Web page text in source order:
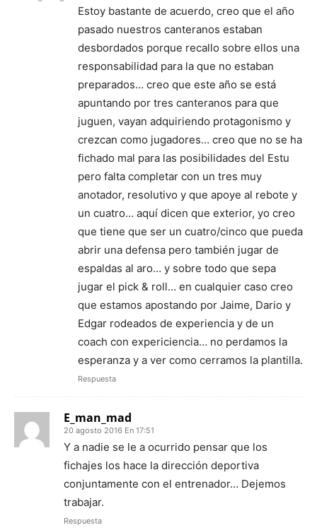
Estoy bastante de acuerdo, creo que el año
pasado nuestros canteranos estaban
desbordados porque recallo sobre ellos una
responsabilidad para la que no estaban
preparados… creo que este año se está
apuntando por tres canteranos para que
juguen, vayan adquiriendo protagonismo y
crezcan como jugadores… creo que no se ha
fichado mal para las posibilidades del Estu
pero falta completar con un tres muy
anotador, resolutivo y que apoye al rebote y
un cuatro… aquí dicen que exterior, yo creo
que tiene que ser un cuatro/cinco que pueda
abrir una defensa pero también jugar de
espaldas al aro… y sobre todo que sepa
jugar el pick & roll… en cualquier caso creo
que estamos apostando por Jaime, Dario y
Edgar rodeados de experiencia y de un
coach con expericiencia… no perdamos la
esperanza y a ver como cerramos la plantilla.
Respuesta
E_man_mad
20 agosto 2016 En 17:51
Y a nadie se le a ocurrido pensar que los
fichajes los hace la dirección deportiva
conjuntamente con el entrenador… Dejemos
trabajar.
Respuesta